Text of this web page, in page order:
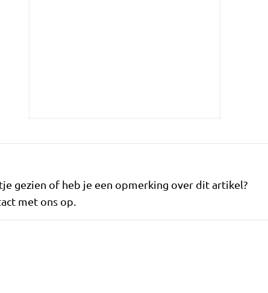
gezien of heb je een opmerking over dit artikel?
met ons op.